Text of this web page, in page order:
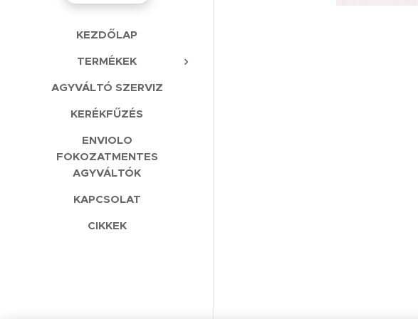
KEZDŐLAP
TERMÉKEK
AGYVÁLTÓ SZERVIZ
KERÉKFŰZÉS
ENVIOLO
FOKOZATMENTES
AGYVÁLTÓK
KAPCSOLAT
CIKKEK